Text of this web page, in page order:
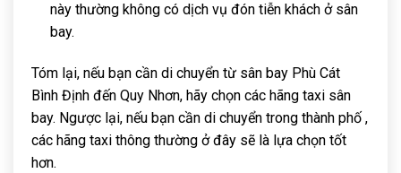
này thường không có dịch vụ đón tiễn khách ở sân
bay.
Tóm lại, nếu bạn cần di chuyển từ sân bay Phù Cát
Bình Định đến Quy Nhơn, hãy chọn các hãng taxi sân
bay. Ngược lại, nếu bạn cần di chuyển trong thành phố ,
các hãng taxi thông thường ở đây sẽ là lựa chọn tốt
hơn.